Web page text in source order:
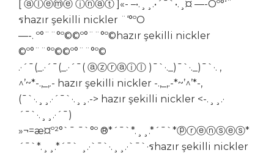
[ ⓐⓛⓔⓜⓔ ⓘⓝⓐⓣ ]«- –•.¸¸.•´¯`•.¸¤ —-Oº°‘¨
รhazır şekilli nickler ¨‘°ºO
—-. º°¨¨°º©©º°¨¨°º©hazır şekilli nickler
©º°¨¨°º©©º°¨¨°º©
.·´¯(_.·´¯(_.·´¯( ⓐⓩⓡⓐⓘⓛ )¯`·._)¯`·._)¯`·. ,
^’~*-.,_,.- hazır şekilli nickler -.,_,.-*~’^’*-,
(¯`·.¸¸.·´¯`·.¸¸.-> hazır şekilli nickler <-.¸¸.·
´¯`·.¸¸.·´¯)
»¬=æ¤º²°`¯ ¯`°º ®*´¯`*.¸¸.* ´¯`*ⓟⓡⓔⓝⓢⓔⓢ*
´¯`*.¸¸.*´¯` ¸.·`¯`·.¸¸.·`¯`·รhazır şekilli nickler